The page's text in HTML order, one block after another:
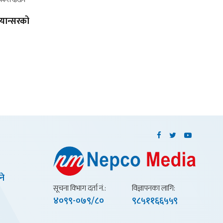
सूचना विभाग दर्ता नं.:
४०९९-०७९/८०
विज्ञापनका लागि:
९८५११६६५५९